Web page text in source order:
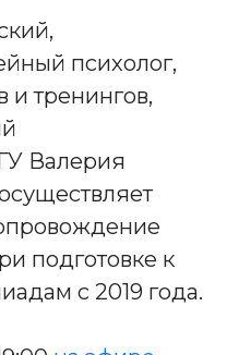
психолог,
тренингов,
Валерия
подготовке к
с 2019 года.